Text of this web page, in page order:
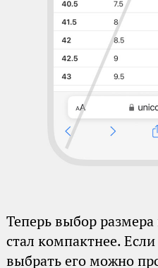
Теперь выбор
стал компактнее.
выбрать его можно